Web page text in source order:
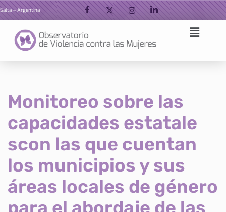
contenido
Salta – Argentina
Monitoreo sobre las
capacidades estatale
scon las que cuentan
los municipios y sus
áreas locales de género